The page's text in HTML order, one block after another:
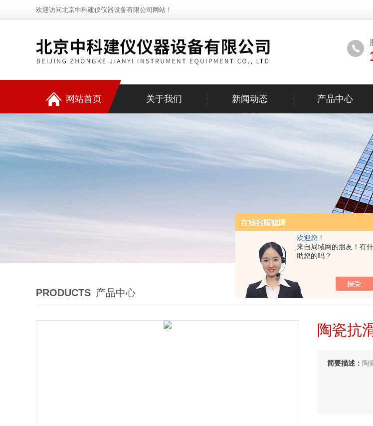
欢迎您！
来自局域网的朋友！有
助您的吗？
欢迎访问北京中科建仪仪器设备有限公司网站！
网站首页 关于我们 新闻动态 产品中心
PRODUCTS 产品中心
陶瓷抗
简要描述： 陶